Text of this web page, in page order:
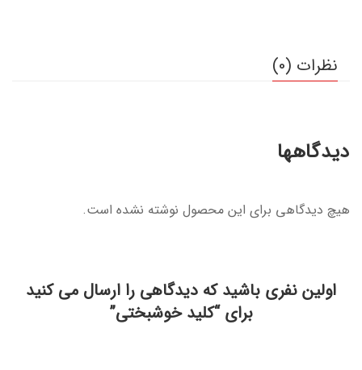
نظرات (0)
دیدگاهها
هیچ دیدگاهی برای این محصول نوشته نشده است.
اولین نفری باشید که دیدگاهی را ارسال می کنید
برای “کلید خوشبختی”